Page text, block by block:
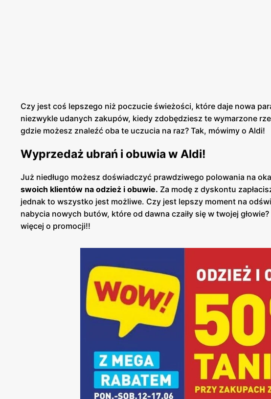
Czy jest coś lepszego niż poczucie świeżości, które daje nowa
niezwykle udanych zakupów, kiedy zdobędziesz te wymarzone
gdzie możesz znaleźć oba te uczucia na raz? Tak, mówimy o Aldi!
Wyprzedaż ubrań i obuwia w Aldi!
Już niedługo możesz doświadczyć prawdziwego polowania na
swoich klientów na odzież i obuwie. Za modę z dyskontu
jednak to wszystko jest możliwe. Czy jest lepszy moment na
nabycia nowych butów, które od dawna czaiły się w twojej
więcej o promocji!!